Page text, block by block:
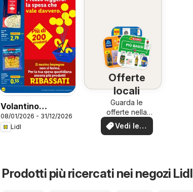
Volantino
Ribassati
08/01/2026 - 31/12/2026
Lidl
Offerte
locali
Guarda le
offerte nella
tua zona!
Vedi le
offerte
Prodotti più ricercati nei negozi Lidl